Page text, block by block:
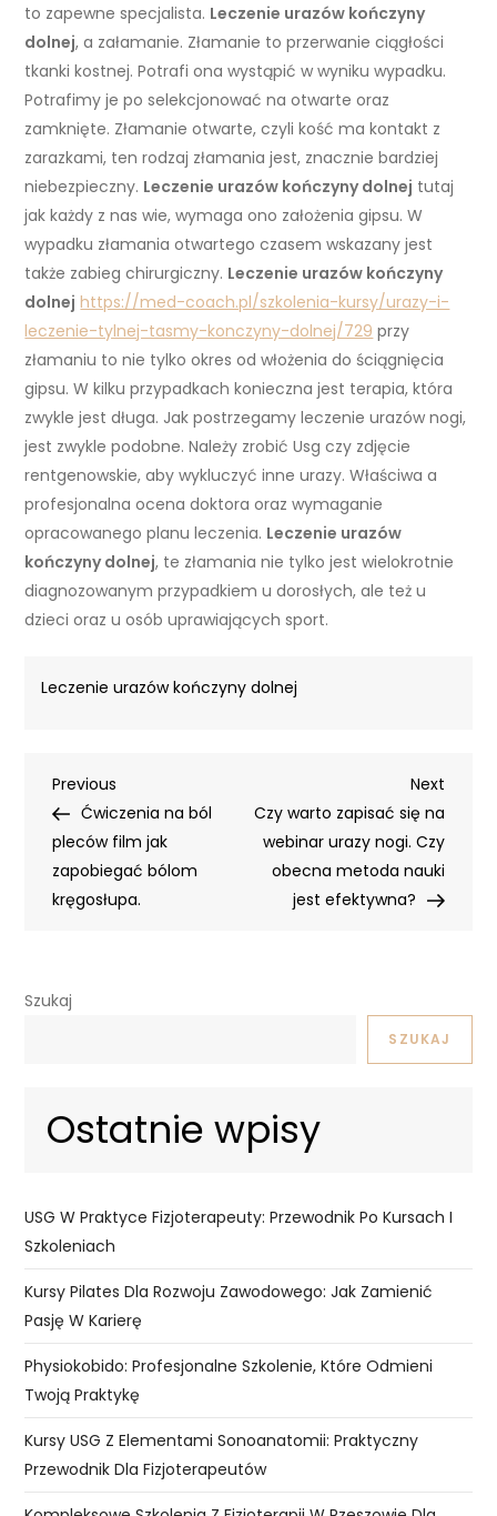
to zapewne specjalista. Leczenie urazów kończyny
dolnej, a załamanie. Złamanie to przerwanie ciągłości
tkanki kostnej. Potrafi ona wystąpić w wyniku wypadku.
Potrafimy je po selekcjonować na otwarte oraz
zamknięte. Złamanie otwarte, czyli kość ma kontakt z
zarazkami, ten rodzaj złamania jest, znacznie bardziej
niebezpieczny. Leczenie urazów kończyny dolnej tutaj
jak każdy z nas wie, wymaga ono założenia gipsu. W
wypadku złamania otwartego czasem wskazany jest
także zabieg chirurgiczny. Leczenie urazów kończyny
dolnej https://med-coach.pl/szkolenia-kursy/urazy-i-
leczenie-tylnej-tasmy-konczyny-dolnej/729 przy
złamaniu to nie tylko okres od włożenia do ściągnięcia
gipsu. W kilku przypadkach konieczna jest terapia, która
zwykle jest długa. Jak postrzegamy leczenie urazów nogi,
jest zwykle podobne. Należy zrobić Usg czy zdjęcie
rentgenowskie, aby wykluczyć inne urazy. Właściwa a
profesjonalna ocena doktora oraz wymaganie
opracowanego planu leczenia. Leczenie urazów
kończyny dolnej, te złamania nie tylko jest wielokrotnie
diagnozowanym przypadkiem u dorosłych, ale też u
dzieci oraz u osób uprawiających sport.
Leczenie urazów kończyny dolnej
Nawigacja
wpisu
Previous
Post
Previous
Ćwiczenia na ból
pleców film jak
zapobiegać bólom
kręgosłupa.
Next
Post
Next
Czy warto zapisać się na
webinar urazy nogi. Czy
obecna metoda nauki
jest efektywna?
Szukaj
SZUKAJ
Ostatnie wpisy
USG W Praktyce Fizjoterapeuty: Przewodnik Po Kursach I
Szkoleniach
Kursy Pilates Dla Rozwoju Zawodowego: Jak Zamienić
Pasję W Karierę
Physiokobido: Profesjonalne Szkolenie, Które Odmieni
Twoją Praktykę
Kursy USG Z Elementami Sonoanatomii: Praktyczny
Przewodnik Dla Fizjoterapeutów